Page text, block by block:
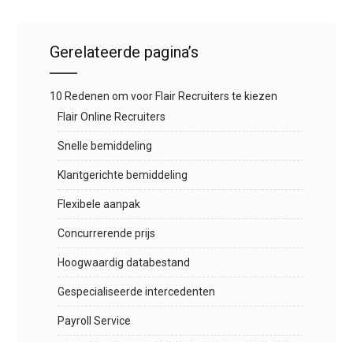
Gerelateerde pagina’s
10 Redenen om voor Flair Recruiters te kiezen
Flair Online Recruiters
Snelle bemiddeling
Klantgerichte bemiddeling
Flexibele aanpak
Concurrerende prijs
Hoogwaardig databestand
Gespecialiseerde intercedenten
Payroll Service